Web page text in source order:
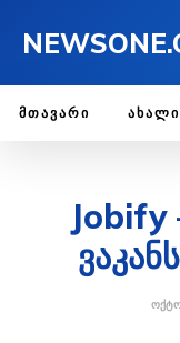
ᲛᲗᲐᲕᲐᲠᲘ ᲐᲮᲐᲚᲘ
Jobify